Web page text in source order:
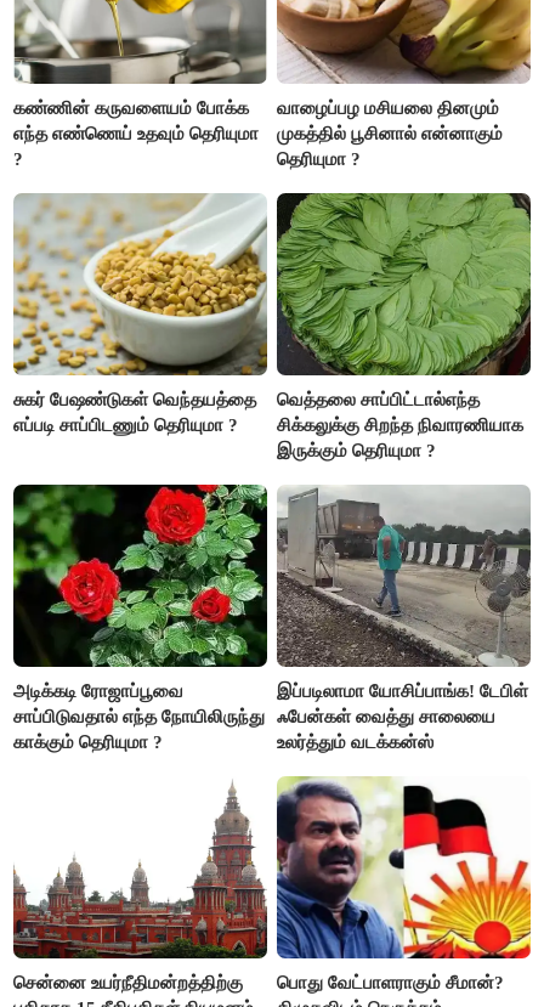
கண்ணின் கருவளையம் போக்க
எந்த எண்ணெய் உதவும் தெரியுமா
?
வாழைப்பழ மசியலை தினமும்
முகத்தில் பூசினால் என்னாகும்
தெரியுமா ?
சுகர் பேஷண்டுகள் வெந்தயத்தை
எப்படி சாப்பிடணும் தெரியுமா ?
வெத்தலை சாப்பிட்டால்எந்த
சிக்கலுக்கு சிறந்த நிவாரணியாக
இருக்கும் தெரியுமா ?
அடிக்கடி ரோஜாப்பூவை
சாப்பிடுவதால் எந்த நோயிலிருந்து
காக்கும் தெரியுமா ?
இப்படிலாமா யோசிப்பாங்க! டேபிள்
ஃபேன்கள் வைத்து சாலையை
உலர்த்தும் வடக்கன்ஸ்
சென்னை உயர்நீதிமன்றத்திற்கு
பொது வேட்பாளராகும் சீமான்?